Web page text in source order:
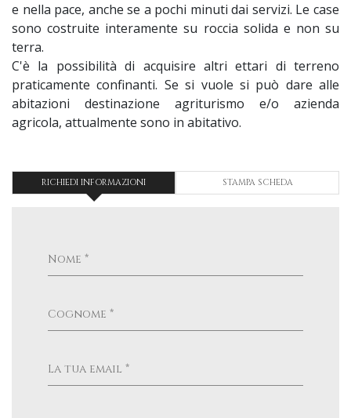
e nella pace, anche se a pochi minuti dai servizi. Le case
sono costruite interamente su roccia solida e non su
terra.
C'è la possibilità di acquisire altri ettari di terreno
praticamente confinanti. Se si vuole si può dare alle
abitazioni destinazione agriturismo e/o azienda
agricola, attualmente sono in abitativo.
RICHIEDI INFORMAZIONI STAMPA SCHEDA